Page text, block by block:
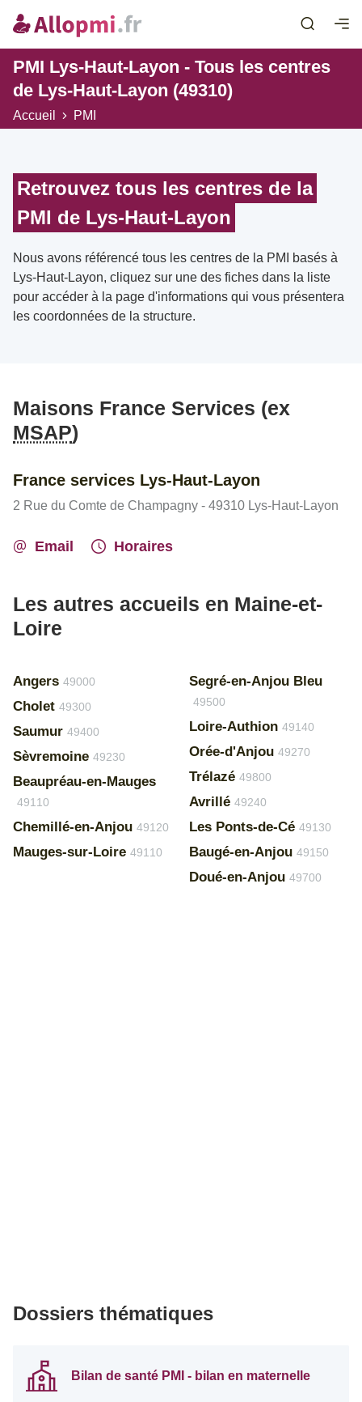
PMI Lys-Haut-Layon - Tous les centres
de Lys-Haut-Layon (49310)
Accueil PMI
Retrouvez tous les centres de la
PMI de Lys-Haut-Layon
Nous avons référencé tous les centres de la PMI basés à
Lys-Haut-Layon, cliquez sur une des fiches dans la liste
pour accéder à la page d'informations qui vous présentera
les coordonnées de la structure.
Maisons France Services (ex
MSAP)
France services Lys-Haut-Layon
2 Rue du Comte de Champagny - 49310 Lys-Haut-Layon
Email Horaires
Les autres accueils en Maine-et-
Loire
Angers 49000
Cholet 49300
Saumur 49400
Sèvremoine 49230
Beaupréau-en-Mauges
49110
Chemillé-en-Anjou 49120
Mauges-sur-Loire 49110
Segré-en-Anjou Bleu
49500
Loire-Authion 49140
Orée-d'Anjou 49270
Trélazé 49800
Avrillé 49240
Les Ponts-de-Cé 49130
Baugé-en-Anjou 49150
Doué-en-Anjou 49700
Dossiers thématiques
Bilan de santé PMI - bilan en maternelle